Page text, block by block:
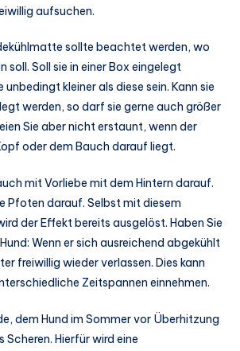
aufsuchen.
sollte beachtet werden, wo
soll. Soll sie in einer Box eingelegt
unbedingt kleiner als diese sein. Kann sie
werden, so darf sie gerne auch größer
Sie aber nicht erstaunt, wenn der
oder dem Bauch darauf liegt.
mit Vorliebe mit dem Hintern darauf.
Pfoten darauf. Selbst mit diesem
der Effekt bereits ausgelöst. Haben Sie
Wenn er sich ausreichend abgekühlt
freiwillig wieder verlassen. Dies kann
Zeitspannen einnehmen.
dem Hund im Sommer vor Überhitzung
Scheren. Hierfür wird eine